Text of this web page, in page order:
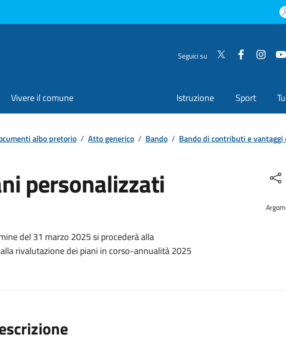
Seguici su
Vivere il comune Istruzione Sport
albo pretorio / Atto generico / Bando / Bando di contributi e vantaggi
personalizzati
del 31 marzo 2025 si procederà alla
rivalutazione dei piani in corso-annualità 2025